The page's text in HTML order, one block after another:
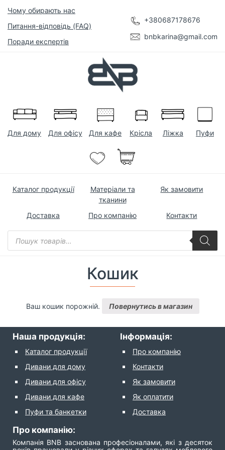
Чому обирають нас
Питання-відповідь (FAQ)
Поради експертів
+380687178676
bnbkarina@gmail.com
Для дому Для офісу Для кафе Крісла Ліжка Пуфи
Каталог продукції
Матеріали та
тканини
Як замовити
Доставка Про компанію Контакти
Пошук
товарів
Кошик
Ваш кошик порожній. Повернутись в магазин
Наша продукція:
Каталог продукції
Дивани для дому
Дивани для офісу
Дивани для кафе
Пуфи та банкетки
Інформація:
Про компанію
Контакти
Як замовити
Як оплатити
Доставка
Про компанію:
Компанія BNB заснована професіоналами, які з десяток